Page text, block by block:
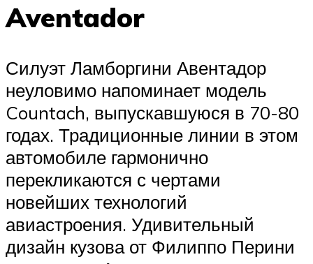
Aventador
Силуэт Ламборгини Авентадор
неуловимо напоминает модель
Countach, выпускавшуюся в 70-80
годах. Традиционные линии в этом
автомобиле гармонично
перекликаются с чертами
новейших технологий
авиастроения. Удивительный
дизайн кузова от Филиппо Перини